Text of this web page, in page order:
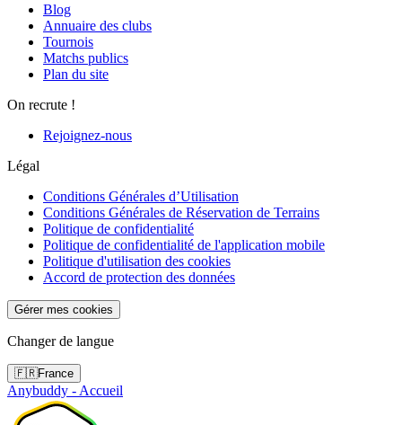
Blog
Annuaire des clubs
Tournois
Matchs publics
Plan du site
On recrute !
Rejoignez-nous
Légal
Conditions Générales d’Utilisation
Conditions Générales de Réservation de Terrains
Politique de confidentialité
Politique de confidentialité de l'application mobile
Politique d'utilisation des cookies
Accord de protection des données
Gérer mes cookies
Changer de langue
🇫🇷France
Anybuddy - Accueil